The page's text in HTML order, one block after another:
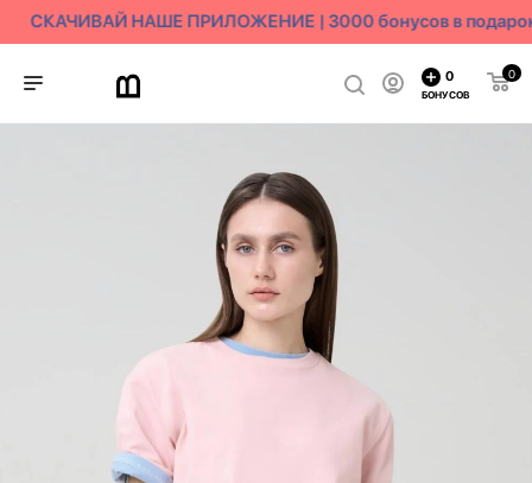
СКАЧИВАЙ НАШЕ ПРИЛОЖЕНИЕ | 3000 бонусов в подарок
0
0
БОНУСОВ